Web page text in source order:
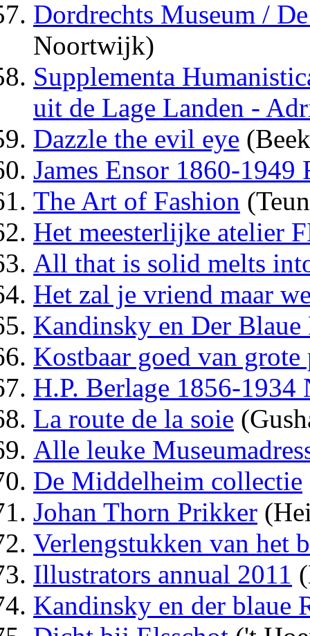
Dordrechts Museum /
Noortwijk)
Supplementa
uit de Lage Landen -
Dazzle the evil eye
James Ensor 1860-1949
The Art of Fashion
Het meesterlijke atelier
All that is solid melts
Het zal je vriend maar
Kandinsky en Der Blaue
Kostbaar goed van grote
H.P. Berlage 1856-1934
La route de la soie
Alle leuke
De Middelheim collectie
Johan Thorn Prikker
Verlengstukken van het
Illustrators annual 2011
Kandinsky en der blaue